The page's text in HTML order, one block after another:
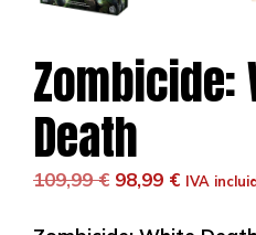
Zombicide:
Death
109,99€ El
98,99 €ElIVA